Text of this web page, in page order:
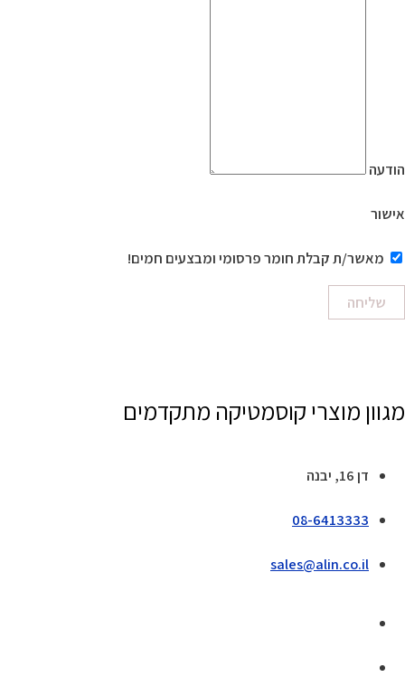
הודעה
אישור
מאשר/ת קבלת חומר פרסומי ומבצעים חמים!
שליחה
מגוון מוצרי קוסמטיקה מתקדמים
דן 16, יבנה
08-6413333
sales@alin.co.il